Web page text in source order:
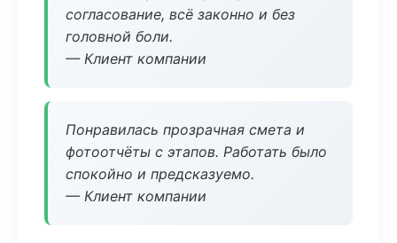
согласование, всё законно и без
головной боли.
— Клиент компании
Понравилась прозрачная смета и
фотоотчёты с этапов. Работать было
спокойно и предсказуемо.
— Клиент компании